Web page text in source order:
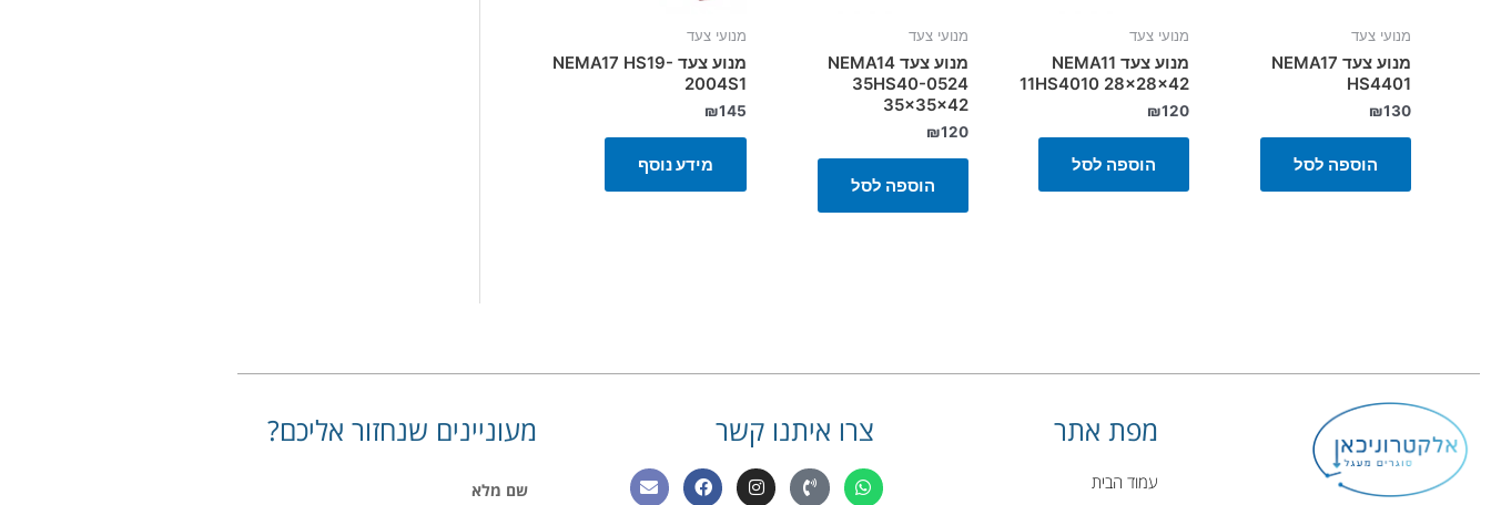
מנועי צעד
מנוע צעד NEMA17
HS4401
₪130
הוספה לסל
מנועי צעד
מנוע צעד NEMA11
11HS4010 28x28x42
₪120
הוספה לסל
מנועי צעד
מנוע צעד NEMA14
35HS40-0524
35x35x42
₪120
הוספה לסל
מנועי צעד
מנוע צעד NEMA17 HS19-
2004S1
₪145
מידע נוסף
מפת אתר
עמוד הבית
צרו איתנו קשר
W
h
P
h
I
n
F
a
E
n
מעוניינים שנחזור אליכם?